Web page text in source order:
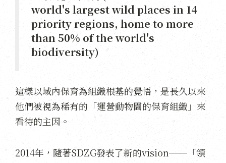
world's largest wild places in 14
priority regions, home to more
than 50% of the world's
biodiversity)
這樣以域內保育為組織根基的覺悟，是長久以來
他們被視為稀有的「運營動物園的保育組織」來
看待的主因。
2014年，隨著SDZG發表了新的vision──「領